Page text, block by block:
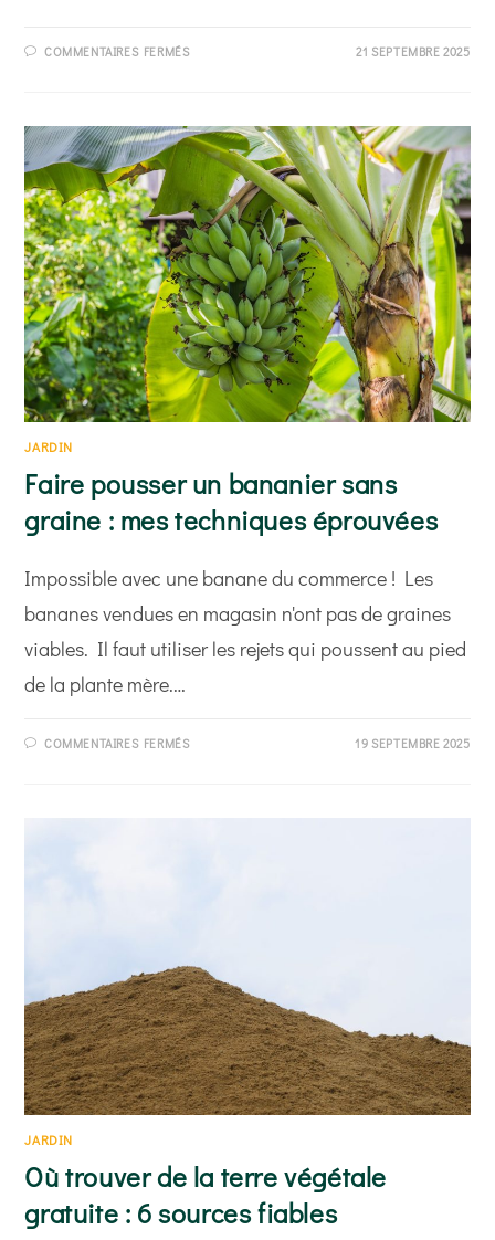
COMMENTAIRES FERMÉSSUR
CONTRE
LA
MOUSSE
:
ÇA
MARCHE
VRAIMENT
?
21 SEPTEMBRE 2025
JARDIN
Faire pousser un bananier sans
graine : mes techniques éprouvées
Impossible avec une banane du commerce ! Les
bananes vendues en magasin n'ont pas de graines
viables. Il faut utiliser les rejets qui poussent au pied
de la plante mère.…
COMMENTAIRES FERMÉSSUR 19 SEPTEMBRE 2025
JARDIN
Où trouver de la terre végétale
gratuite : 6 sources fiables